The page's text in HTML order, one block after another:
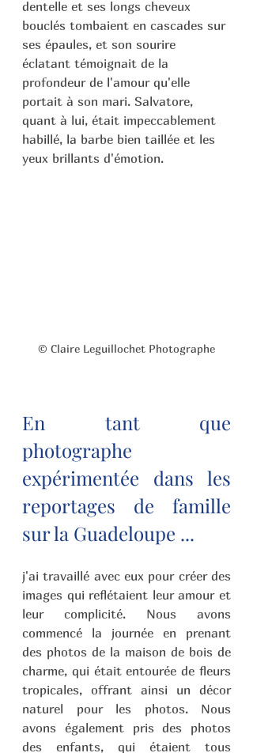
dentelle et ses longs cheveux
bouclés tombaient en cascades sur
ses épaules, et son sourire
éclatant témoignait de la
profondeur de l'amour qu'elle
portait à son mari. Salvatore,
quant à lui, était impeccablement
habillé, la barbe bien taillée et les
yeux brillants d'émotion.
© Claire Leguillochet Photographe
En tant que
photographe
expérimentée dans les
reportages de famille
sur la Guadeloupe ...
j'ai travaillé avec eux pour créer des
images qui reflétaient leur amour et
leur complicité. Nous avons
commencé la journée en prenant
des photos de la maison de bois de
charme, qui était entourée de fleurs
tropicales, offrant ainsi un décor
naturel pour les photos. Nous
avons également pris des photos
des enfants, qui étaient tous